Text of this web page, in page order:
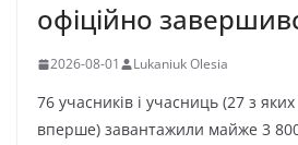
офіційно
2026-08-01 Lukaniuk Olesia
76 учасників і учасниць (27 з
вперше) завантажили майже 3